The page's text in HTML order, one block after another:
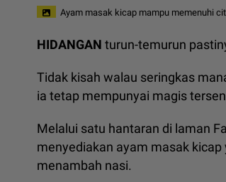
Ayam masak kicap mampu memenuhi
HIDANGAN turun-temurun
Tidak kisah walau seringkas
ia tetap mempunyai magis
Melalui satu hantaran di laman
menyediakan ayam masak
menambah nasi.